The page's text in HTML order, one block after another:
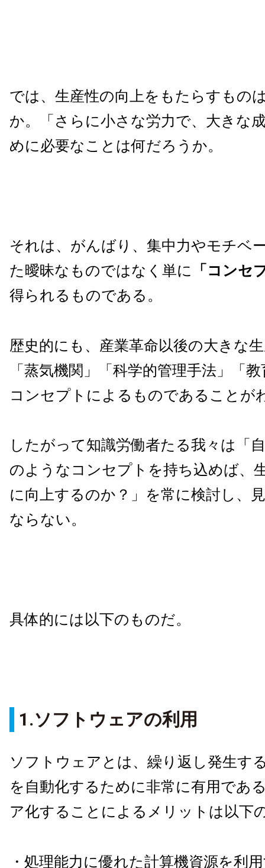
では、生産性の向上をもたらすもの
か。「さらに小さな労力で、大きな
めに必要なことは何だろうか。
それは、がんばり、集中力やモチベ
た曖昧なものではなく単に 「コンセ
得られるものである。
歴史的にも、産業革命以後の大きな
「蒸気機関」「科学的管理手法」「
コンセプトによるものであることが
したがって知識労働者たる我々は「
のようなコンセプトを持ち込めば、
に向上するのか？」を常に検討し、
ならない。
具体的には以下のものだ。
1.ソフトウェアの利用
ソフトウェアとは、繰り返し発生す
を自動化するために非常に有用であ
ア化することによるメリットは以下
・処理能力に優れた計算機資源を利